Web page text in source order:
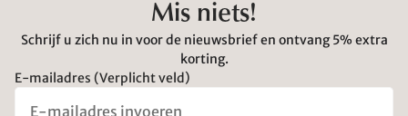
Mis niets!
Schrijf u zich nu in voor de nieuwsbrief en ontvang 5% extra
korting.
E-mailadres (Verplicht veld)